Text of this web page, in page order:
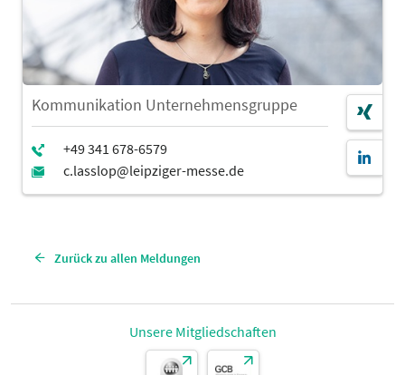
Kommunikation Unternehmensgruppe
Zurück zu allen Meldungen
Unsere Mitgliedschaften